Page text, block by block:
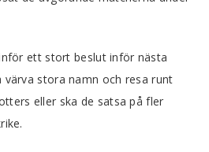
ett stort beslut inför nästa
värva stora namn och resa runt
eller ska de satsa på fler